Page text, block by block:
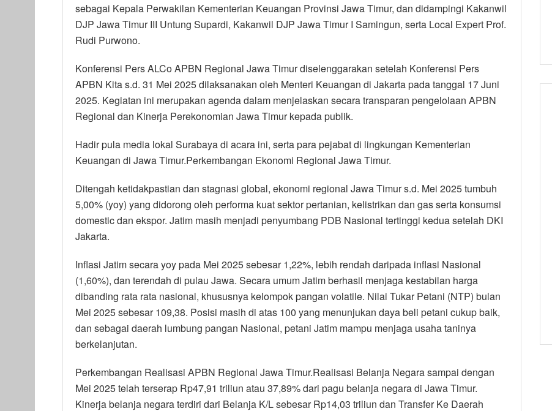
sebagai Kepala Perwakilan Kementerian Keuangan Provinsi Jawa Timur, dan didampingi Kakanwil
DJP Jawa Timur III Untung Supardi, Kakanwil DJP Jawa Timur I Samingun, serta Local Expert Prof.
Rudi Purwono.
Konferensi Pers ALCo APBN Regional Jawa Timur diselenggarakan setelah Konferensi Pers
APBN Kita s.d. 31 Mei 2025 dilaksanakan oleh Menteri Keuangan di Jakarta pada tanggal 17 Juni
2025. Kegiatan ini merupakan agenda dalam menjelaskan secara transparan pengelolaan APBN
Regional dan Kinerja Perekonomian Jawa Timur kepada publik.
Hadir pula media lokal Surabaya di acara ini, serta para pejabat di lingkungan Kementerian
Keuangan di Jawa Timur.Perkembangan Ekonomi Regional Jawa Timur.
Ditengah ketidakpastian dan stagnasi global, ekonomi regional Jawa Timur s.d. Mei 2025 tumbuh
5,00% (yoy) yang didorong oleh performa kuat sektor pertanian, kelistrikan dan gas serta konsumsi
domestic dan ekspor. Jatim masih menjadi penyumbang PDB Nasional tertinggi kedua setelah DKI
Jakarta.
Inflasi Jatim secara yoy pada Mei 2025 sebesar 1,22%, lebih rendah daripada inflasi Nasional
(1,60%), dan terendah di pulau Jawa. Secara umum Jatim berhasil menjaga kestabilan harga
dibanding rata rata nasional, khususnya kelompok pangan volatile. Nilai Tukar Petani (NTP) bulan
Mei 2025 sebesar 109,38. Posisi masih di atas 100 yang menunjukan daya beli petani cukup baik,
dan sebagai daerah lumbung pangan Nasional, petani Jatim mampu menjaga usaha taninya
berkelanjutan.
Perkembangan Realisasi APBN Regional Jawa Timur.Realisasi Belanja Negara sampai dengan
Mei 2025 telah terserap Rp47,91 triliun atau 37,89% dari pagu belanja negara di Jawa Timur.
Kinerja belanja negara terdiri dari Belanja K/L sebesar Rp14,03 triliun dan Transfer Ke Daerah